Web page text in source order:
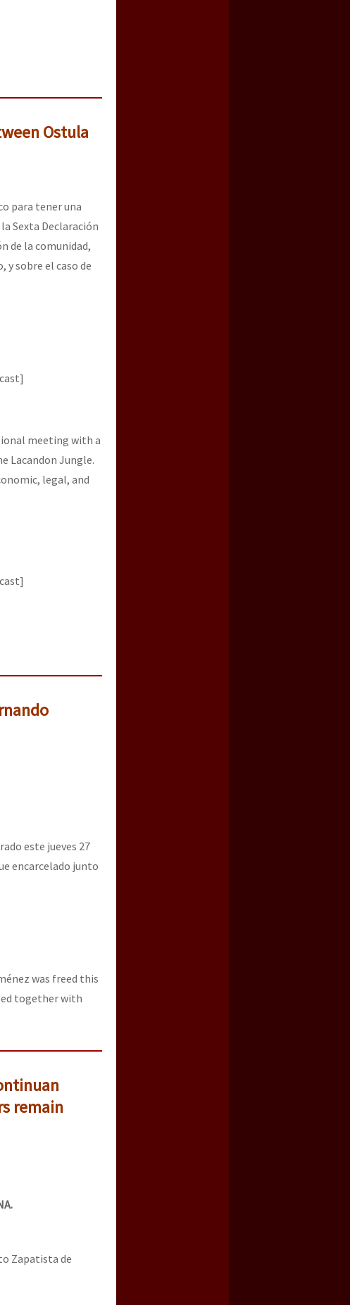
Ostula
para tener una
Sexta Declaración
de la comunidad,
y sobre el caso de
meeting with a
Lacandon Jungle.
legal, and
este jueves 27
encarcelado junto
was freed this
together with
remain
Zapatista de